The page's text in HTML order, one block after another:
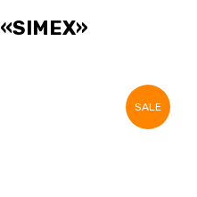
«SIMEX»
SALE